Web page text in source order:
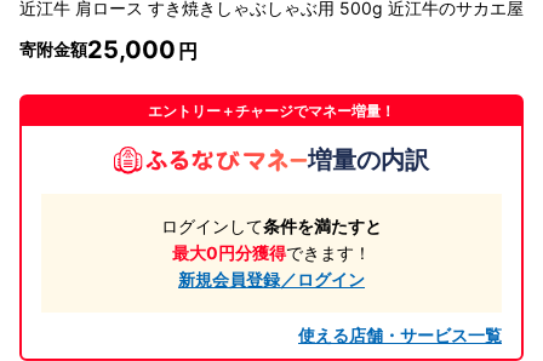
近江牛 肩ロース すき焼きしゃぶしゃぶ用 500g 近江牛のサカエ屋
寄附金額25,000
エントリー＋チャージでマネー増量！
増量の内訳
ログインして条件を満たすと
最大0円分獲得できます！
新規会員登録／ログイン
使える店舗・サービス一覧